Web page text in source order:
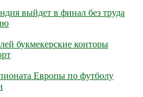
выйдет в финал без труда
букмекерские конторы
Европы по футболу